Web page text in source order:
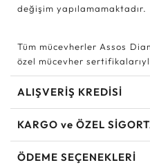
değişim yapılamamaktadır.
Tüm mücevherler Assos
özel mücevher
ALIŞVERİŞ KREDİSİ
KARGO ve ÖZEL
ÖDEME SEÇENEKLERİ